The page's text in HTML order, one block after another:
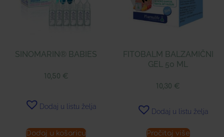
SINOMARIN® BABIES
10,50 €
Dodaj u listu želja
Dodaj u košaricu
FITOBALM BALZAMIČNI
GEL 50 ML
10,30 €
Dodaj u listu želja
Pročitaj više